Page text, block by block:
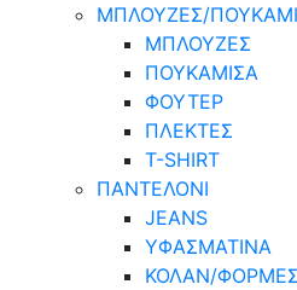
ΜΠΛΟΥΖΕΣ/
ΜΠΛΟΥΖΕΣ
ΠΟΥΚΑΜΙΣΑ
ΦΟΥΤΕΡ
ΠΛΕΚΤΕΣ
T-SHIRT
ΠΑΝΤΕΛΟΝΙ
JEANS
ΥΦΑΣΜΑΤΙΝΑ
ΚΟΛΑΝ/ΦΟΡΜΕΣ